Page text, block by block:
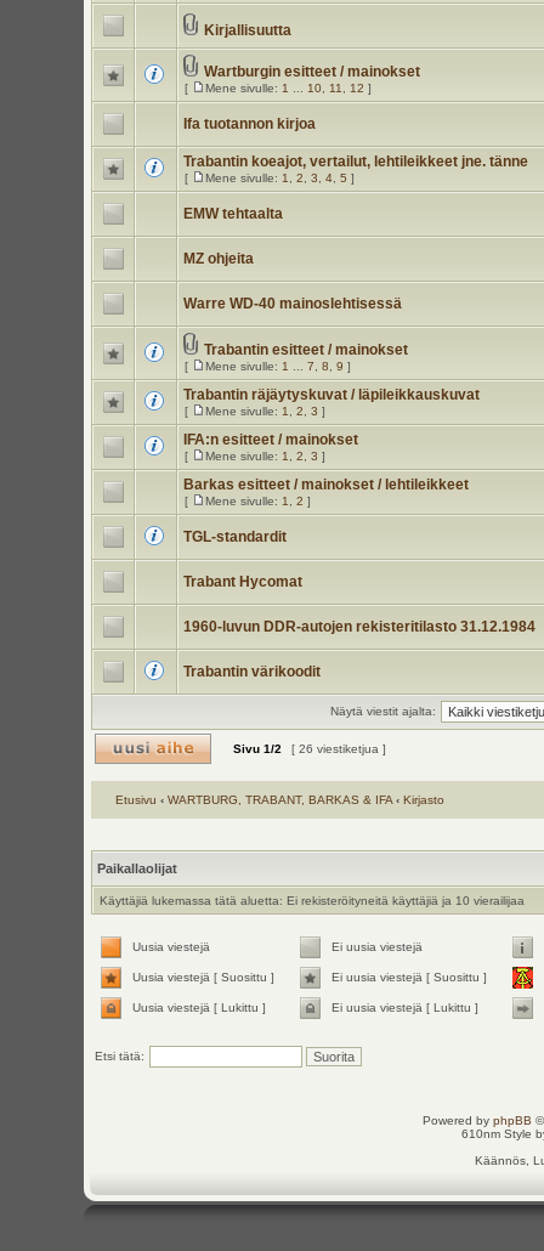
Kirjallisuutta
Wartburgin esitteet / mainokset
[ Mene sivulle: 1 10, 11 12 ]
Ifa tuotannon kirjoa
Trabantin koeajot, vertailut, lehtileikkeet jne. tänne
[ Mene sivulle: 1 2 3 4, 5 ]
EMW tehtaalta
MZ ohjeita
Warre WD-40 mainoslehtisessä
Trabantin esitteet / mainokset
[ Mene sivulle: 1 7 8 9 ]
Trabantin räjäytyskuvat / läpileikkauskuvat
[ Mene sivulle: 1 2 3 ]
IFA:n esitteet / mainokset
[ Mene sivulle: 1 2 3 ]
Barkas esitteet / mainokset / lehtileikkeet
[ Mene sivulle: 1 2 ]
TGL-standardit
Trabant Hycomat
1960-luvun DDR-autojen rekisteritilasto 31.12.1984
Trabantin värikoodit
Näytä viestit ajalta:
Sivu 1/2 [ 26 viestiketjua ]
Etusivu ‹ WARTBURG, TRABANT, BARKAS & IFA ‹ Kirjasto
Paikallaolijat
Käyttäjiä lukemassa tätä aluetta: Ei rekisteröityneitä käyttäjiä ja 10 vierailijaa
Uusia viestejä Ei uusia viestejä
Uusia viestejä [ Suosittu ] Ei uusia viestejä [ Suosittu ]
Uusia viestejä [ Lukittu ] Ei uusia viestejä [ Lukittu ]
Etsi tätä:
Powered by phpBB
610nm Style
Käännös,